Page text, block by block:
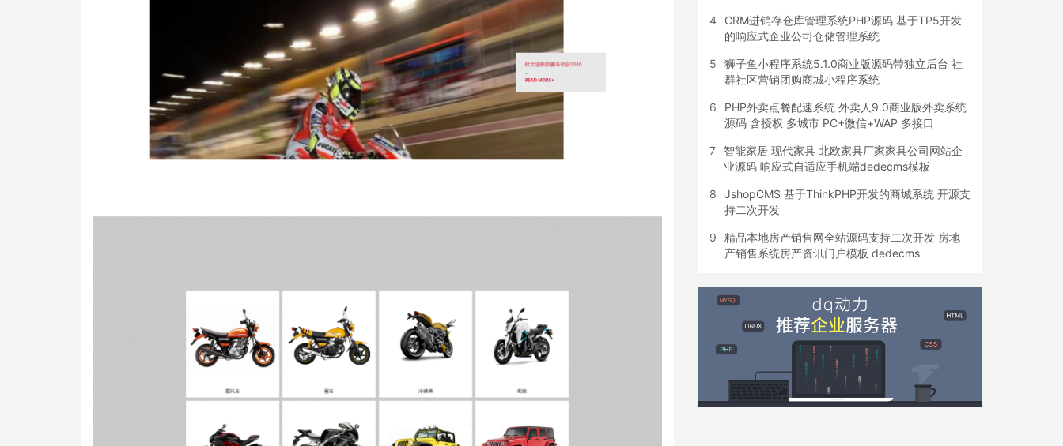
4
CRM进销存仓库管理系统PHP源码 基于TP5开发
的响应式企业公司仓储管理系统
5
狮子鱼小程序系统5.1.0商业版源码带独立后台 社
群社区营销团购商城小程序系统
6
PHP外卖点餐配速系统 外卖人9.0商业版外卖系统
源码 含授权 多城市 PC+微信+WAP 多接口
7
智能家居 现代家具 北欧家具厂家家具公司网站企
业源码 响应式自适应手机端dedecms模板
8
JshopCMS 基于ThinkPHP开发的商城系统 开源支
持二次开发
9
精品本地房产销售网全站源码支持二次开发 房地
产销售系统房产资讯门户模板 dedecms